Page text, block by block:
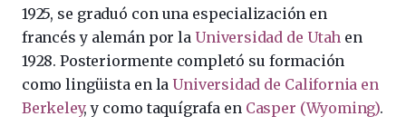
1925, se graduó con una especialización en
francés y alemán por la Universidad de Utah en
1928. Posteriormente completó su formación
como lingüista en la Universidad de California en
Berkeley, y como taquígrafa en Casper (Wyoming).